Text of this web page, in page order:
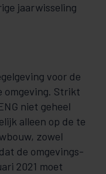
jaarwis­seling
voor de
omgeving. Strikt
niet geheel
alleen op de te
zowel
de om­ge­vings­
2021 moet